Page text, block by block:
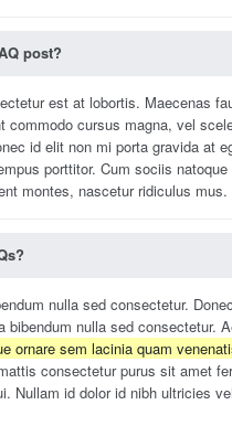
post?
est at lobortis. Maecenas
commodo cursus magna, vel
id elit non mi porta gravida at
porttitor. Cum sociis
montes, nascetur ridiculus mus.
nulla sed consectetur.
bibendum nulla sed consectetur.
ornare sem lacinia quam
consectetur purus sit amet
Nullam id dolor id nibh ultricies